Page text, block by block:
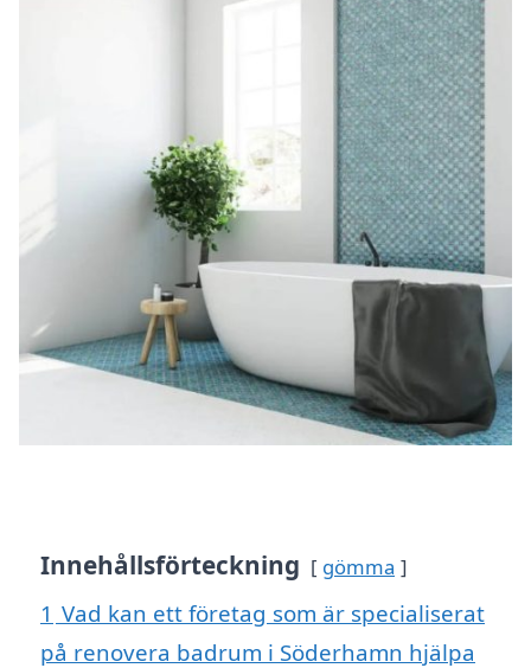
Innehållsförteckning gömma
1 Vad kan ett företag som är specialiserat
på renovera badrum i Söderhamn hjälpa